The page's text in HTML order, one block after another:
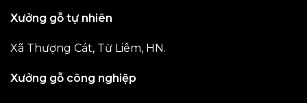
Xưởng gỗ tự nhiên
Xã Thượng Cát, Từ Liêm, HN.
Xưởng gỗ công nghiệp